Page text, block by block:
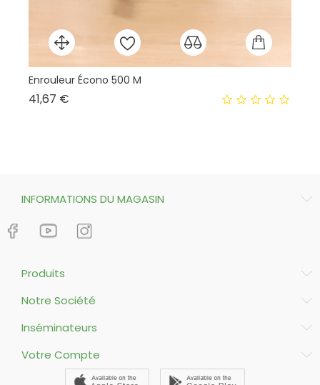
Enrouleur Écono 500 M
41,67 €
INFORMATIONS DU MAGASIN
Produits
Notre Société
Inséminateurs
Votre Compte